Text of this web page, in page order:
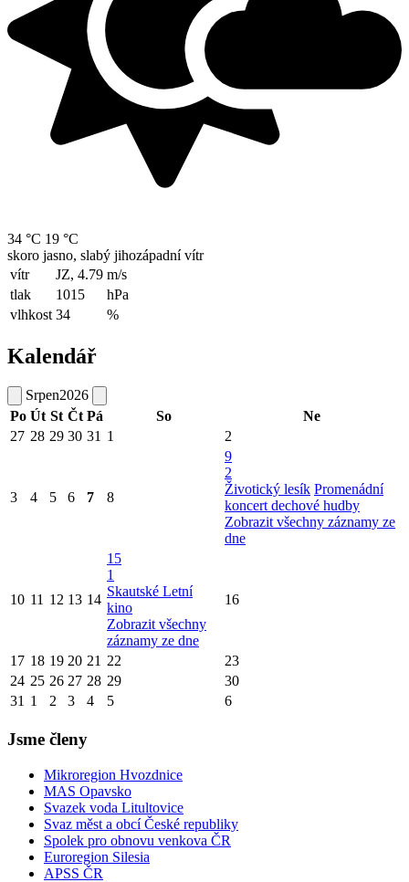
34 °C 19 °C
skoro jasno, slabý jihozápadní vítr
vítr
JZ, 4.79 m/s
tlak
1015
hPa
vlhkost 34 %
Kalendář
Srpen2026
Po Út St Čt Pá So
Ne
27 28 29 30 31 1 2
3 4 5 6 7 8
9
2
Životický lesík Promenádní
koncert dechové hudby
Zobrazit všechny záznamy ze
dne
10 11 12 13 14
15
1
Skautské Letní
kino
Zobrazit všechny
záznamy ze dne
16
17 18 19 20 21 22
23
24 25 26 27 28 29
30
31 1 2 3 4 5 6
Jsme členy
Mikroregion Hvozdnice
MAS Opavsko
Svazek voda Litultovice
Svaz měst a obcí České republiky
Spolek pro obnovu venkova ČR
Euroregion Silesia
APSS ČR